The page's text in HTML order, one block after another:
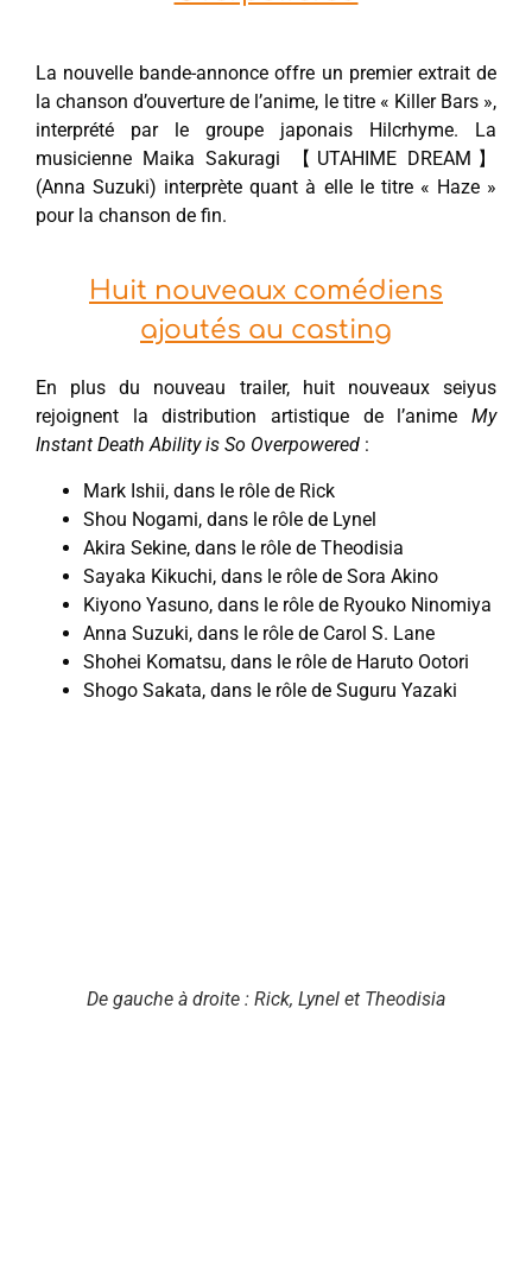
La nouvelle bande-annonce offre un premier extrait de
la chanson d’ouverture de l’anime, le titre « Killer Bars »,
interprété par le groupe japonais Hilcrhyme. La
musicienne Maika Sakuragi 【UTAHIME DREAM】
(Anna Suzuki) interprète quant à elle le titre « Haze »
pour la chanson de fin.
Huit nouveaux comédiens
ajoutés au casting
En plus du nouveau trailer, huit nouveaux seiyus
rejoignent la distribution artistique de l’anime My
Instant Death Ability is So Overpowered :
Mark Ishii, dans le rôle de Rick
Shou Nogami, dans le rôle de Lynel
Akira Sekine, dans le rôle de Theodisia
Sayaka Kikuchi, dans le rôle de Sora Akino
Kiyono Yasuno, dans le rôle de Ryouko Ninomiya
Anna Suzuki, dans le rôle de Carol S. Lane
Shohei Komatsu, dans le rôle de Haruto Ootori
Shogo Sakata, dans le rôle de Suguru Yazaki
De gauche à droite : Rick, Lynel et Theodisia